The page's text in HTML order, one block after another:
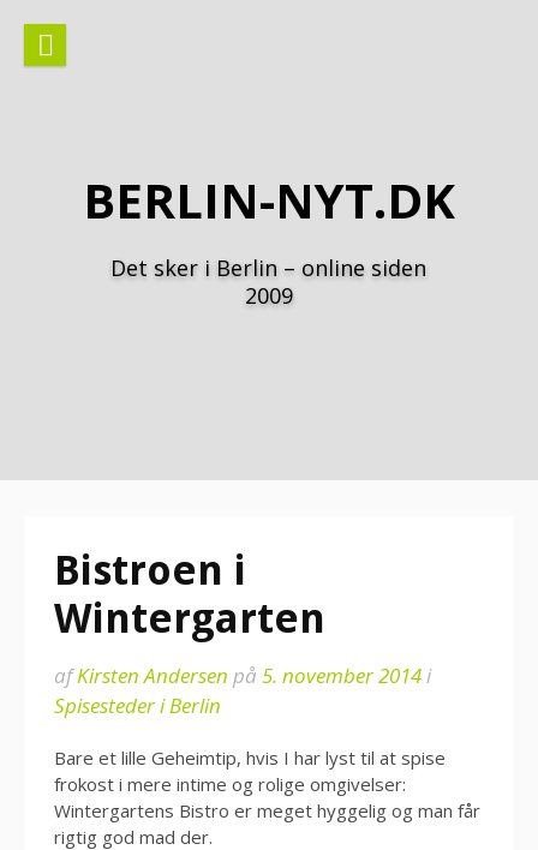
indhold
BERLIN-NYT.DK
Det sker i Berlin – online siden
2009
Bistroen i
Wintergarten
afKirsten Andersen på 5. november 2014i
Spisesteder i Berlin
Bare et lille Geheimtip, hvis I har lyst til at spise
frokost i mere intime og rolige omgivelser:
Wintergartens Bistro er meget hyggelig og man får
rigtig god mad der.